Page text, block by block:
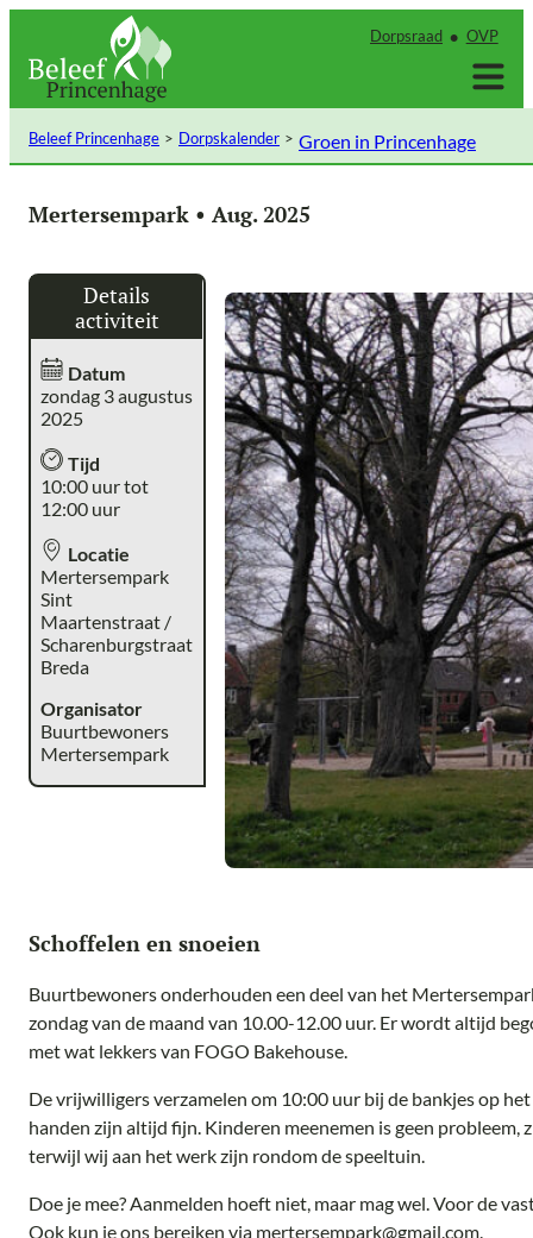
inhoud
Dorpsraad OVP
Beleef Princenhage Dorpskalender Groen in Princenhage
Mertersempark • Aug. 2025
Details
activiteit
Datum
zondag 3 augustus
2025
Tijd
10:00 uur tot
12:00 uur
Locatie
Mertersempark
Sint
Maartenstraat /
Scharenburgstraat
Breda
Organisator
Buurtbewoners
Mertersempark
Schoffelen en snoeien
Buurtbewoners onderhouden een deel van het
zondag van de maand van 10.00-12.00 uur. Er wordt altijd
met wat lekkers van FOGO Bakehouse.
De vrijwilligers verzamelen om 10:00 uur bij de bankjes op
handen zijn altijd fijn. Kinderen meenemen is geen probleem,
terwijl wij aan het werk zijn rondom de speeltuin.
Doe je mee? Aanmelden hoeft niet, maar mag wel. Voor de
Ook kun je ons bereiken via mertersempark@gmail.com.